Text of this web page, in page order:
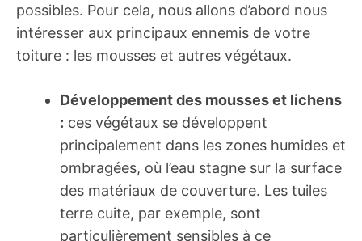
possibles. Pour cela, nous allons d’abord nous
intéresser aux principaux ennemis de votre
toiture : les mousses et autres végétaux.
Développement des mousses et lichens
: ces végétaux se développent
principalement dans les zones humides et
ombragées, où l’eau stagne sur la surface
des matériaux de couverture. Les tuiles
terre cuite, par exemple, sont
particulièrement sensibles à ce